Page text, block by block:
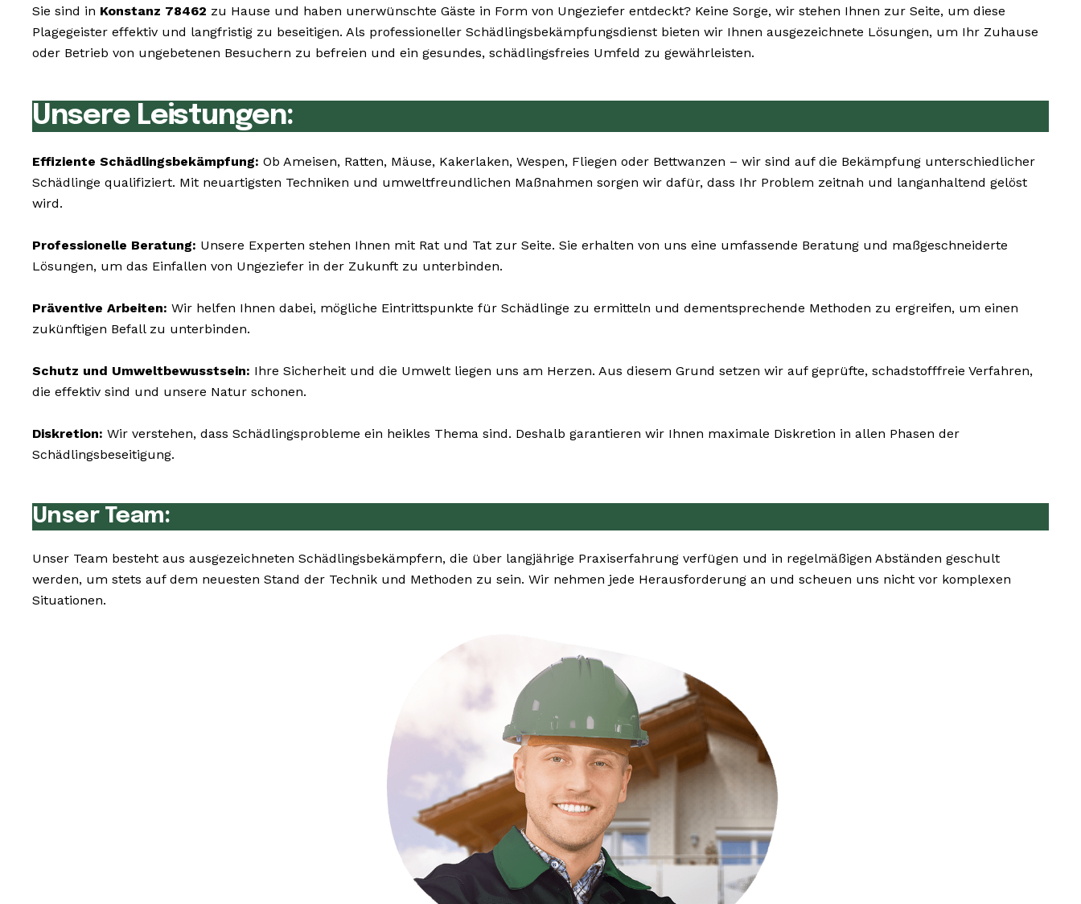
Sie sind in Konstanz 78462 zu Hause und haben unerwünschte Gäste in Form von Ungeziefer entdeckt? Keine Sorge, wir stehen Ihnen zur Seite, um diese
Plagegeister effektiv und langfristig zu beseitigen. Als professioneller Schädlingsbekämpfungsdienst bieten wir Ihnen ausgezeichnete Lösungen, um Ihr Zuhause
oder Betrieb von ungebetenen Besuchern zu befreien und ein gesundes, schädlingsfreies Umfeld zu gewährleisten.
Unsere Leistungen:
Effiziente Schädlingsbekämpfung: Ob Ameisen, Ratten, Mäuse, Kakerlaken, Wespen, Fliegen oder Bettwanzen – wir sind auf die Bekämpfung unterschiedlicher
Schädlinge qualifiziert. Mit neuartigsten Techniken und umweltfreundlichen Maßnahmen sorgen wir dafür, dass Ihr Problem zeitnah und langanhaltend gelöst
wird.
Professionelle Beratung: Unsere Experten stehen Ihnen mit Rat und Tat zur Seite. Sie erhalten von uns eine umfassende Beratung und maßgeschneiderte
Lösungen, um das Einfallen von Ungeziefer in der Zukunft zu unterbinden.
Präventive Arbeiten: Wir helfen Ihnen dabei, mögliche Eintrittspunkte für Schädlinge zu ermitteln und dementsprechende Methoden zu ergreifen, um einen
zukünftigen Befall zu unterbinden.
Schutz und Umweltbewusstsein: Ihre Sicherheit und die Umwelt liegen uns am Herzen. Aus diesem Grund setzen wir auf geprüfte, schadstofffreie Verfahren,
die effektiv sind und unsere Natur schonen.
Diskretion: Wir verstehen, dass Schädlingsprobleme ein heikles Thema sind. Deshalb garantieren wir Ihnen maximale Diskretion in allen Phasen der
Schädlingsbeseitigung.
Unser Team:
Unser Team besteht aus ausgezeichneten Schädlingsbekämpfern, die über langjährige Praxiserfahrung verfügen und in regelmäßigen Abständen geschult
werden, um stets auf dem neuesten Stand der Technik und Methoden zu sein. Wir nehmen jede Herausforderung an und scheuen uns nicht vor komplexen
Situationen.